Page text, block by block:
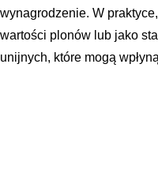
wynagrodzenie. W
wartości plonów lub jako
unijnych, które mogą